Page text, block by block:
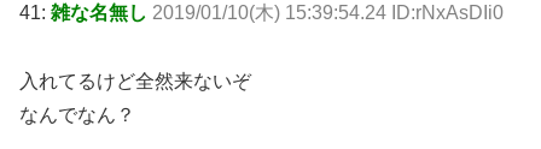
41: 雑な名無し 2019/01/10(木) 15:39:54.24 ID:rNxAsDIi0
入れてるけど全然来ないぞ
なんでなん？